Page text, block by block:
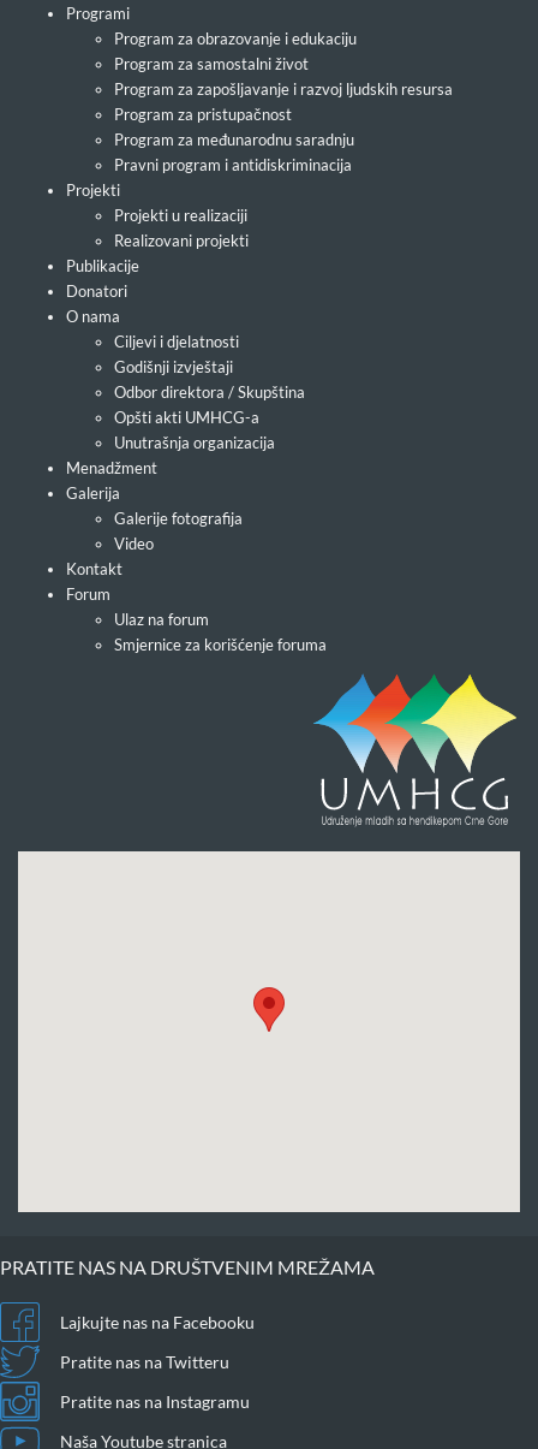
Programi
Program za obrazovanje i edukaciju
Program za samostalni život
Program za zapošljavanje i razvoj ljudskih resursa
Program za pristupačnost
Program za međunarodnu saradnju
Pravni program i antidiskriminacija
Projekti
Projekti u realizaciji
Realizovani projekti
Publikacije
Donatori
O nama
Ciljevi i djelatnosti
Godišnji izvještaji
Odbor direktora / Skupština
Opšti akti UMHCG-a
Unutrašnja organizacija
Menadžment
Galerija
Galerije fotografija
Video
Kontakt
Forum
Ulaz na forum
Smjernice za korišćenje foruma
PRATITE NAS NA DRUŠTVENIM MREŽAMA
Lajkujte nas na Facebooku
Pratite nas na Twitteru
Pratite nas na Instagramu
Naša Youtube stranica